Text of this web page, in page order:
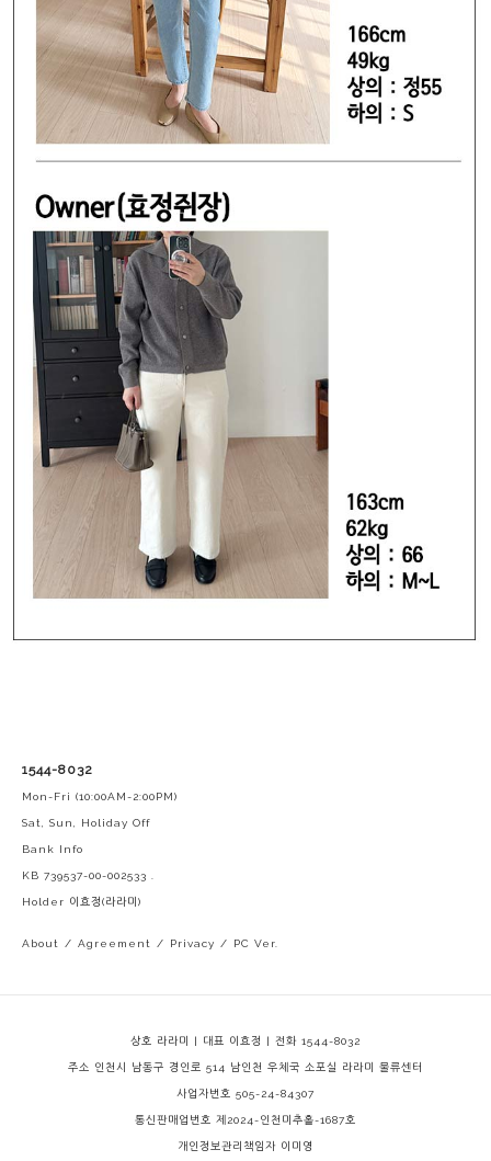
1544-8032
Mon-Fri (10:00AM-2:00PM)
Sat, Sun, Holiday Off
Bank Info
KB 739537-00-002533 .
Holder 이효정(라라미)
About / Agreement / Privacy / PC Ver.
상호 라라미 | 대표 이효정 | 전화 1544-8032
주소 인천시 남동구 경인로 514 남인천 우체국 소포실 라라미 물류센터
사업자번호 505-24-84307
통신판매업번호 제2024-인천미추홀-1687호
개인정보관리책임자 이미영